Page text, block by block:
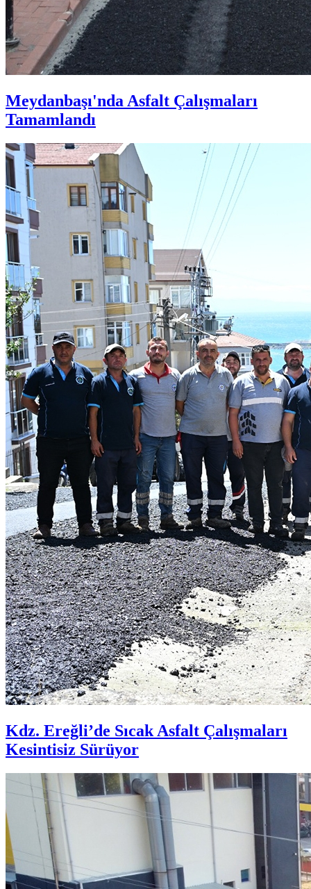
Meydanbaşı'nda Asfalt Çalışmaları
Tamamlandı
Kdz. Ereğli’de Sıcak Asfalt Çalışmaları
Kesintisiz Sürüyor